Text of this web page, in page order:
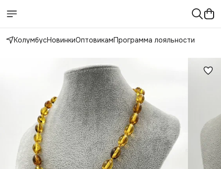
КолумбусНовинкиОптовикамПрограмма лояльности